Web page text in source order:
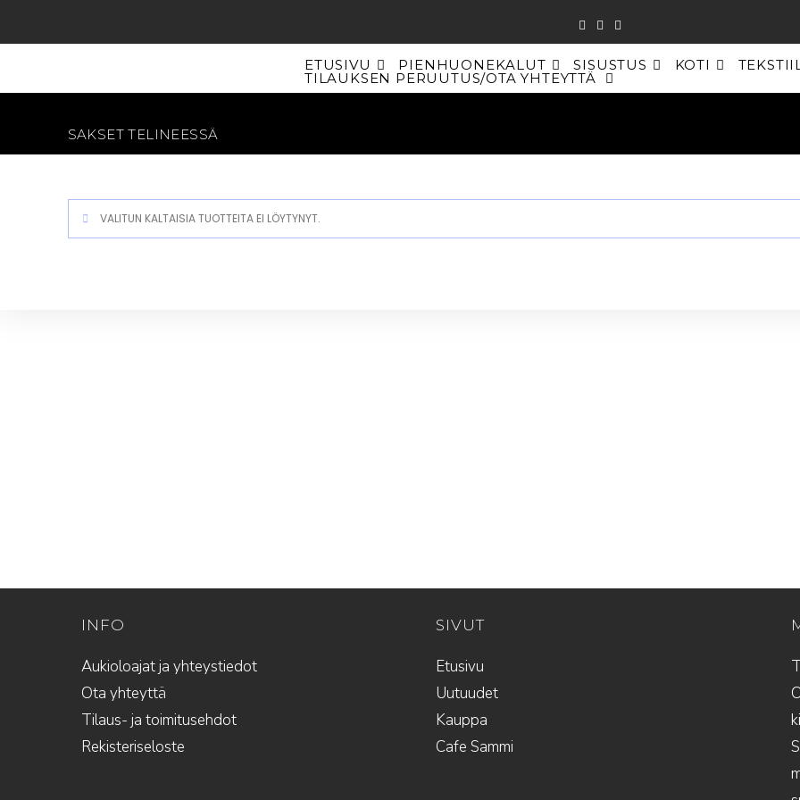
ETUSIVU PIENHUONEKALUT SISUSTUS KOTI
TILAUKSEN PERUUTUS/OTA YHTEYTTÄ TOGGLE
WEBSITE
SAKSET TELINEESSÄ
VALITUN KALTAISIA TUOTTEITA EI LÖYTYNYT.
INFO
Aukioloajat ja yhteystiedot
Ota yhteyttä
Tilaus- ja toimitusehdot
Rekisteriseloste
SIVUT
Etusivu
Uutuudet
Kauppa
Cafe Sammi